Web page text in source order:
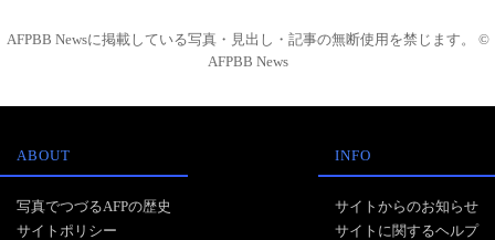
AFPBB Newsに掲載している写真・見出し・記事の無断使用を禁じます。 ©
AFPBB News
ABOUT
写真でつづるAFPの歴史
サイトポリシー
INFO
サイトからのお知らせ
サイトに関するヘルプ